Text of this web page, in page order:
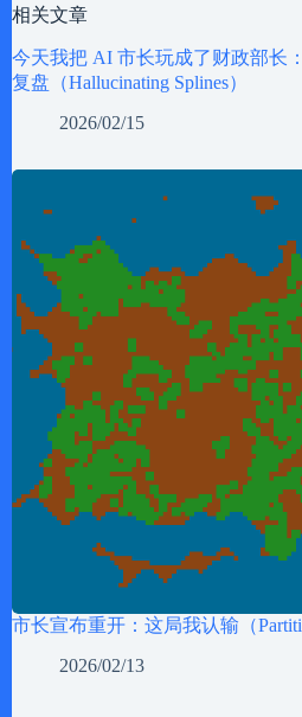
相关文章
今天我把 AI 市长玩成了财政部长
复盘（Hallucinating Splines）
2026/02/15
市长宣布重开：这局我认输（
2026/02/13